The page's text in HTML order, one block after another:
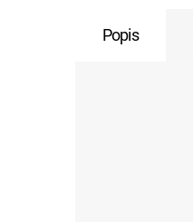
Popis